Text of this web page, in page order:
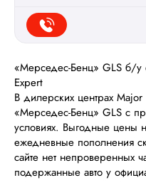
«Мерседес-Бенц» GLS б/у
Expert
В дилерских центрах
«Мерседес-Бенц» GLS с
условиях. Выгодные цены
ежедневные пополнения
сайте нет непроверенных
подержанные авто у